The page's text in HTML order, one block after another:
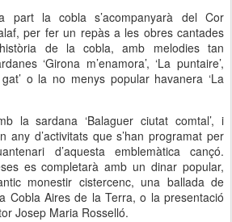
part la cobla s’acompanyarà del Cor
per fer un repàs a les obres cantades
de la cobla, amb melodies tan
‘Girona m’enamora’, ‘La puntaire’,
o la no menys popular havanera ‘La
la sardana ‘Balaguer ciutat comtal’, i
any d’activitats que s’han programat per
d’aquesta emblemàtica cançó.
es completarà amb un dinar popular,
monestir cistercenc, una ballada de
Cobla Aires de la Terra, o la presentació
Josep Maria Rosselló.